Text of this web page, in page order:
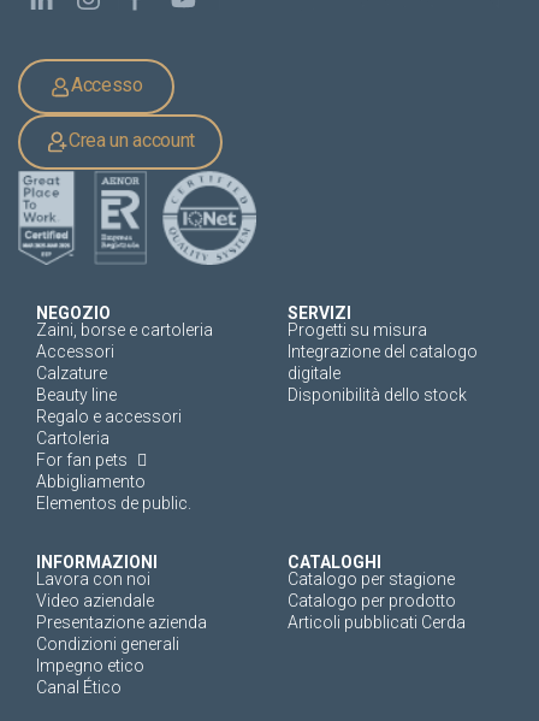
Accesso
Crea un account
NEGOZIO
Zaini, borse e cartoleria
Accessori
Calzature
Beauty line
Regalo e accessori
Cartoleria
For fan pets
Abbigliamento
Elementos de public.
SERVIZI
Progetti su misura
Integrazione del catalogo
digitale
Disponibilità dello stock
INFORMAZIONI
Lavora con noi
Video aziendale
Presentazione azienda
Condizioni generali
Impegno etico
Canal Ético
CATALOGHI
Catalogo per stagione
Catalogo per prodotto
Articoli pubblicati Cerda